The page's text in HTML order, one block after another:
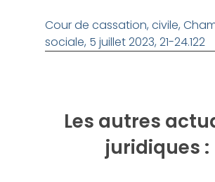
Cour de cassation, civile,
sociale, 5 juillet 2023, 21-24.122
Les autres
juridiques :